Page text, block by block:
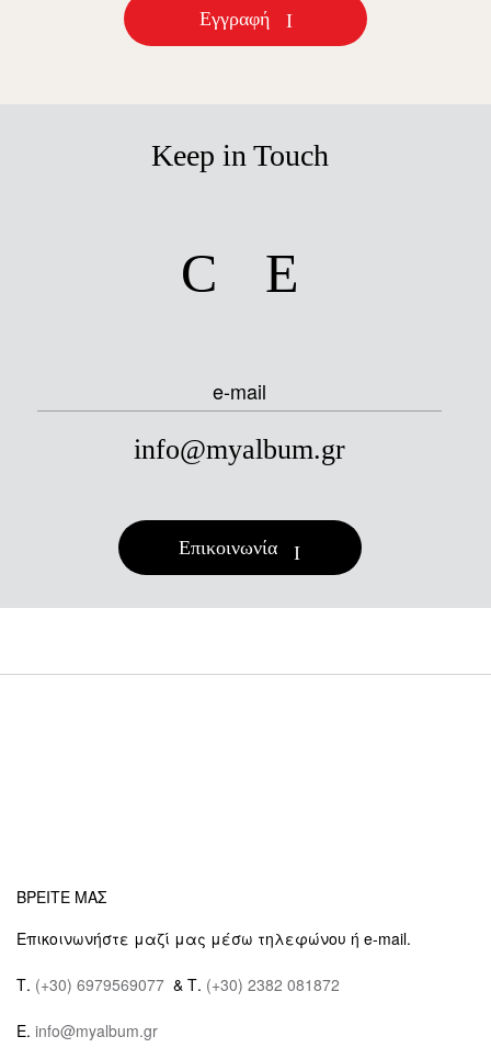
Εγγραφή
Keep in Touch
e-mail
info@myalbum.gr
Επικοινωνία
ΒΡΕΙΤΕ ΜΑΣ
Επικοινωνήστε μαζί μας μέσω τηλεφώνου ή e-mail.
Τ. (+30) 6979569077 & Τ. (+30) 2382 081872
E. info@myalbum.gr